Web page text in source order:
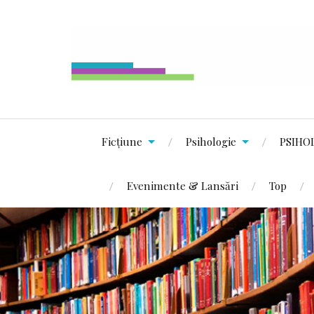
Ficțiune Psihologie
Evenimente & Lansări Top